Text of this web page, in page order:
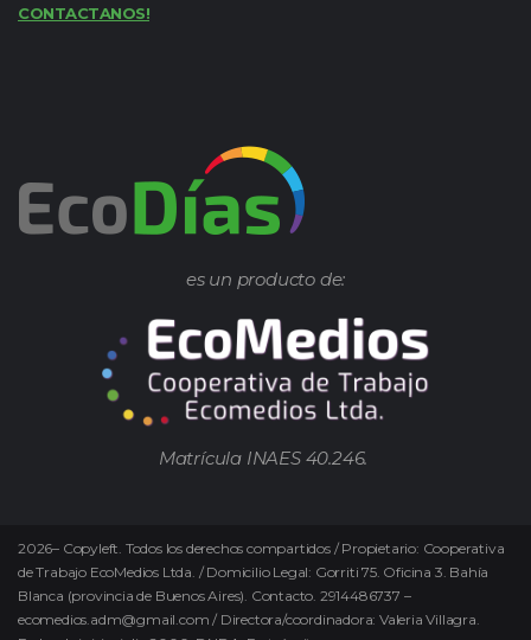
CONTACTANOS!
es un producto de:
Matrícula INAES 40.246.
2026– Copyleft. Todos los derechos compartidos / Propietario: Cooperativa
de Trabajo EcoMedios Ltda. / Domicilio Legal: Gorriti 75. Oficina 3. Bahía
Blanca (provincia de Buenos Aires). Contacto. 2914486737 –
ecomedios.adm@gmail.com / Directora/coordinadora: Valeria Villagra.